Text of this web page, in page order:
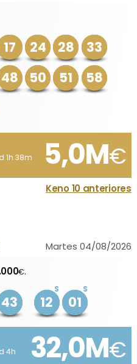
17 24 28
33
48 50 51
58
1h 38m 5,0M€
Keno 10 anteriores
Martes 04/08/2026
€.
43
S
12
S
01
4h 32,0M€